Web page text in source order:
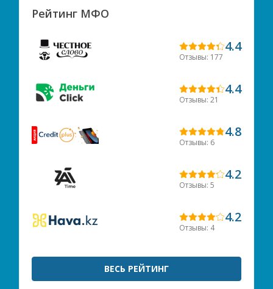
Рейтинг МФО
4.4
Отзывы: 177
4.4
Отзывы: 21
4.8
Отзывы: 6
4.2
Отзывы: 5
4.2
Отзывы: 4
ВЕСЬ РЕЙТИНГ